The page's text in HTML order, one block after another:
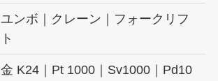
ユンボ｜クレーン｜フォークリフ
ト
金 K24｜Pt 1000｜Sv1000｜Pd10